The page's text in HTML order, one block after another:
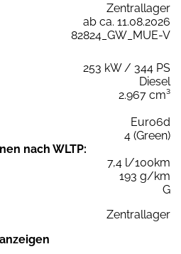
Zentrallager
ab ca. 11.08.2026
82824_GW_MUE-V
253 kW / 344 PS
Diesel
2.967 cm³
Euro6d
4 (Green)
nach WLTP:
7,4 l/100km
193 g/km
G
Zentrallager